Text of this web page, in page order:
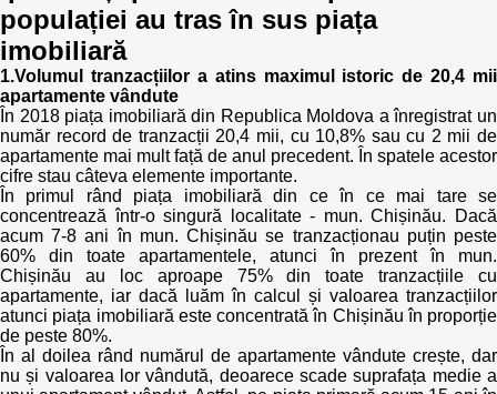
Rapoarte
Inițiative în derulare
Inițiative desfășurate
Manual de proceduri
Note & poziții​
Organigrama IDIS
Anunțuri
Politici regionale
Bunele practici
Laborator sociometric
Transparența guvernării locale
People Watch
Proces democratic
Agenda Națională de Business
populației au tras în sus piața
imobiliară
1.Volumul tranzacțiilor a atins maximul istoric de 20,4 mii
apartamente vândute
În 2018 piața imobiliară din Republica Moldova a înregistrat un
număr record de tranzacții 20,4 mii, cu 10,8% sau cu 2 mii de
apartamente mai mult față de anul precedent. În spatele acestor
cifre stau câteva elemente importante.
În primul rând piața imobiliară din ce în ce mai tare se
concentrează într-o singură localitate - mun. Chișinău. Dacă
acum 7-8 ani în mun. Chișinău se tranzacționau puțin peste
60% din toate apartamentele, atunci în prezent în mun.
Chișinău au loc aproape 75% din toate tranzacțiile cu
apartamente, iar dacă luăm în calcul și valoarea tranzacțiilor
atunci piața imobiliară este concentrată în Chișinău în proporție
de peste 80%.
În al doilea rând numărul de apartamente vândute crește, dar
nu și valoarea lor vândută, deoarece scade suprafața medie a